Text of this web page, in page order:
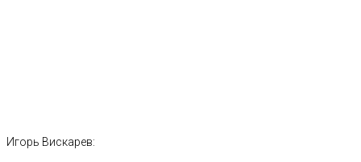
Игорь Вискарев: